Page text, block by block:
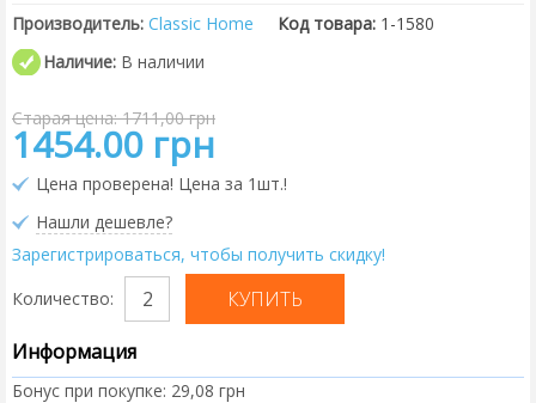
Производитель: Classic Home Код товара: 1-1580
Наличие: В наличии
Старая цена: 1711,00 грн
1454.00 грн
Цена проверена! Цена за 1шт.!
Нашли дешевле?
Зарегистрироваться, чтобы получить скидку!
Количество:
Информация
Бонус при покупке: 29,08 грн